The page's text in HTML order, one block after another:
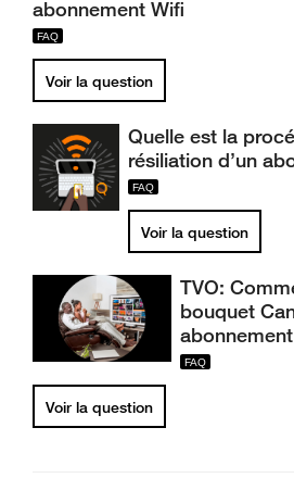
abonnement Wifi
Voir la question
Quelle est la
résiliation d’un
Voir la question
TVO:
bouquet
Voir la question